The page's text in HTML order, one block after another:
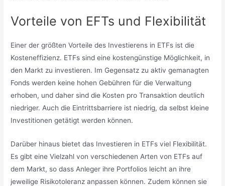
Vorteile von EFTs und Flexibilität
Einer der größten Vorteile des Investierens in ETFs ist die
Kosteneffizienz. ETFs sind eine kostengünstige Möglichkeit, in
den Markt zu investieren. Im Gegensatz zu aktiv gemanagten
Fonds werden keine hohen Gebühren für die Verwaltung
erhoben, und daher sind die Kosten pro Transaktion deutlich
niedriger. Auch die Eintrittsbarriere ist niedrig, da selbst kleine
Investitionen getätigt werden können.
Darüber hinaus bietet das Investieren in ETFs viel Flexibilität.
Es gibt eine Vielzahl von verschiedenen Arten von ETFs auf
dem Markt, so dass Anleger ihre Portfolios leicht an ihre
jeweilige Risikotoleranz anpassen können. Zudem können sie